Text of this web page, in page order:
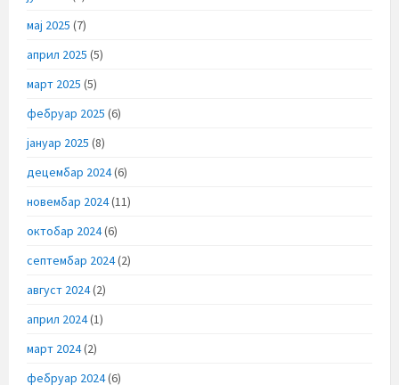
мај 2025 (7)
април 2025 (5)
март 2025 (5)
фебруар 2025 (6)
јануар 2025 (8)
децембар 2024(6)
новембар 2024(11)
октобар 2024(6)
септембар 2024(2)
август 2024(2)
април 2024(1)
март 2024(2)
фебруар 2024(6)